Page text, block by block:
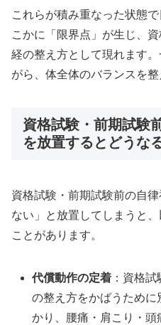
これらが積み重なった状態
こかに「限界点」が生じ、
経の整え方として現れます
がら、体全体のバランスを
資格試験・前期試験
を放置するとどうな
資格試験・前期試験前の自
ない」と放置してしまうと
ことがあります。
代償動作の定着 ：資格
の整え方をかばうため
かり、腰痛・肩こり・頭